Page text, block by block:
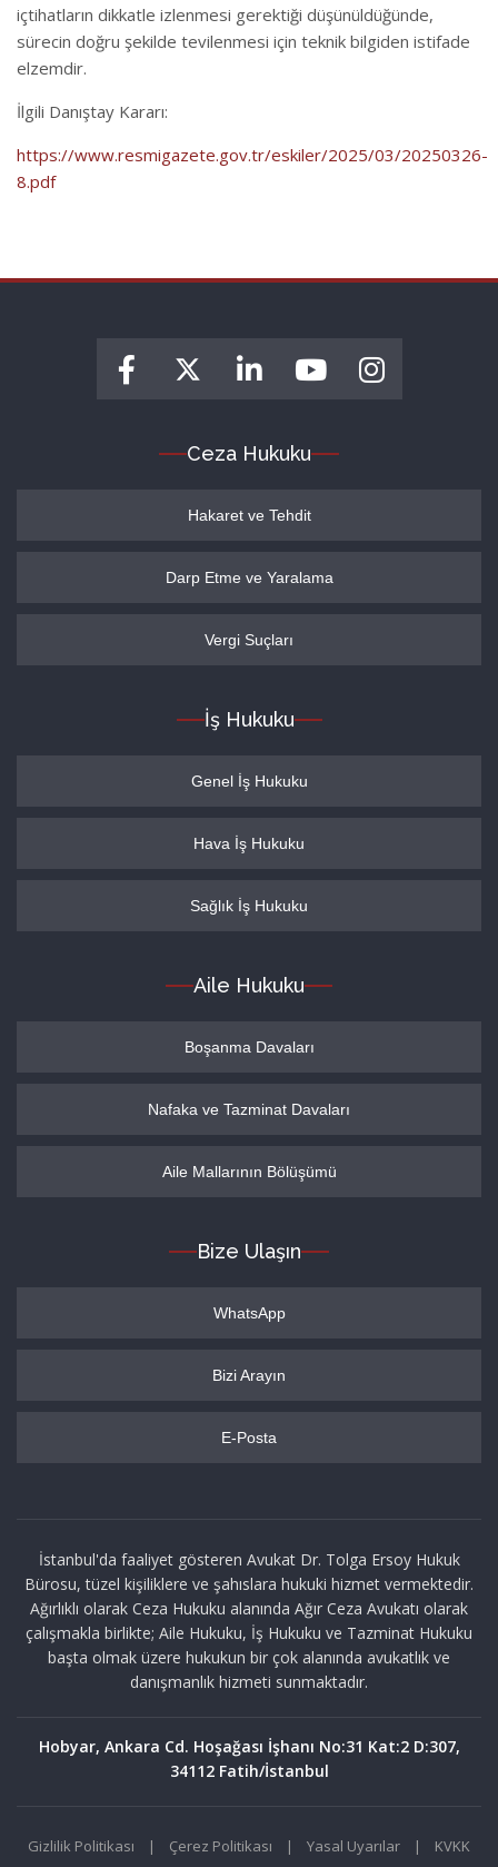
içtihatların dikkatle izlenmesi gerektiği düşünüldüğünde,
sürecin doğru şekilde tevilenmesi için teknik bilgiden istifade
elzemdir.
İlgili Danıştay Kararı:
https://www.resmigazete.gov.tr/eskiler/2025/03/20250326-
8.pdf
Ceza Hukuku
Hakaret ve Tehdit
Darp Etme ve Yaralama
Vergi Suçları
İş Hukuku
Genel İş Hukuku
Hava İş Hukuku
Sağlık İş Hukuku
Aile Hukuku
Boşanma Davaları
Nafaka ve Tazminat Davaları
Aile Mallarının Bölüşümü
Bize Ulaşın
WhatsApp
Bizi Arayın
E-Posta
İstanbul'da faaliyet gösteren Avukat Dr. Tolga Ersoy Hukuk
Bürosu, tüzel kişiliklere ve şahıslara hukuki hizmet vermektedir.
Ağırlıklı olarak Ceza Hukuku alanında Ağır Ceza Avukatı olarak
çalışmakla birlikte; Aile Hukuku, İş Hukuku ve Tazminat Hukuku
başta olmak üzere hukukun bir çok alanında avukatlık ve
danışmanlık hizmeti sunmaktadır.
Hobyar, Ankara Cd. Hoşağası İşhanı No:31 Kat:2 D:307,
34112 Fatih/İstanbul
Gizlilik Politikası | Çerez Politikası | Yasal Uyarılar |
KVKK